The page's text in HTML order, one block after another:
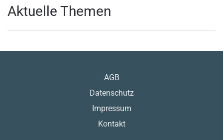
Aktuelle Themen
AGB
Datenschutz
Impressum
Kontakt